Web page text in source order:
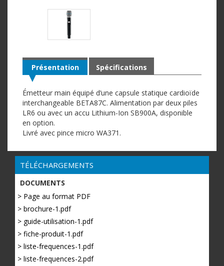
Présentation
Émetteur main équipé d’une capsule statique cardioïde
interchangeable BETA87C. Alimentation par deux piles
LR6 ou avec un accu Lithium-Ion SB900A, disponible
en option.
Livré avec pince micro WA371.
Spécifications
TÉLÉCHARGEMENTS
DOCUMENTS
> Page au format PDF
> brochure-1.pdf
> guide-utilisation-1.pdf
> fiche-produit-1.pdf
> liste-frequences-1.pdf
> liste-frequences-2.pdf